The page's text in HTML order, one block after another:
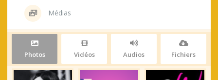
Médias
Photos Vidéos Audios Fichiers